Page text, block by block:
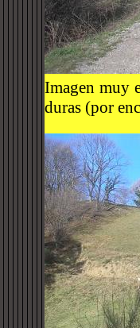
Imagen muy
duras (por